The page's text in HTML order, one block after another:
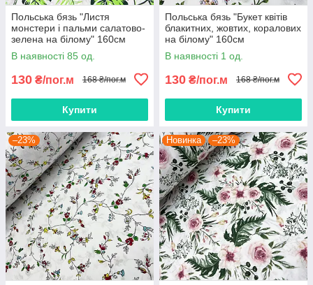
Польська бязь "Листя
монстери і пальми салатово-
зелена на білому" 160см
В наявності 85 од.
130 ₴/пог.м 168 ₴/пог.м
Купити
Польська бязь "Букет квітів
блакитних, жовтих, коралових
на білому" 160см
В наявності 1 од.
130 ₴/пог.м 168 ₴/пог.м
Купити
–23% Новинка –23%